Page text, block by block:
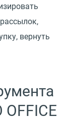
вернуть